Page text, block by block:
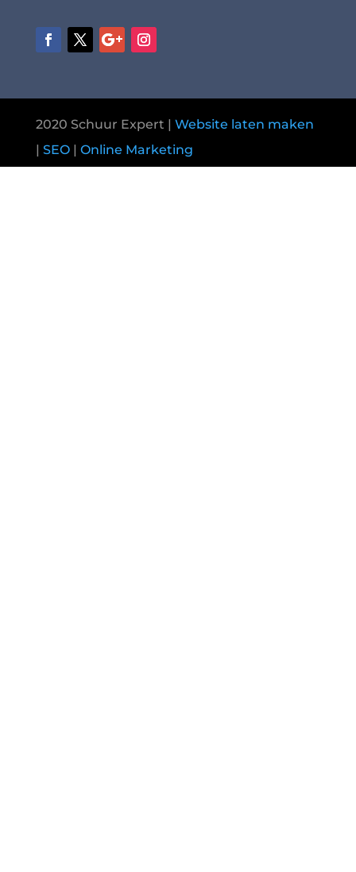
2020 Schuur Expert | Website laten maken
| SEO| Online Marketing